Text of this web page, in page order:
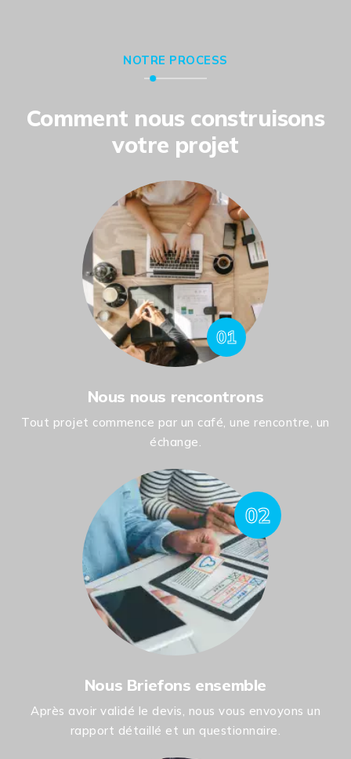
NOTRE PROCESS
Comment nous construisons
votre projet
01
Nous nous rencontrons
Tout projet commence par un café, une rencontre, un
échange.
02
Nous Briefons ensemble
Après avoir validé le devis, nous vous envoyons un
rapport détaillé et un questionnaire.